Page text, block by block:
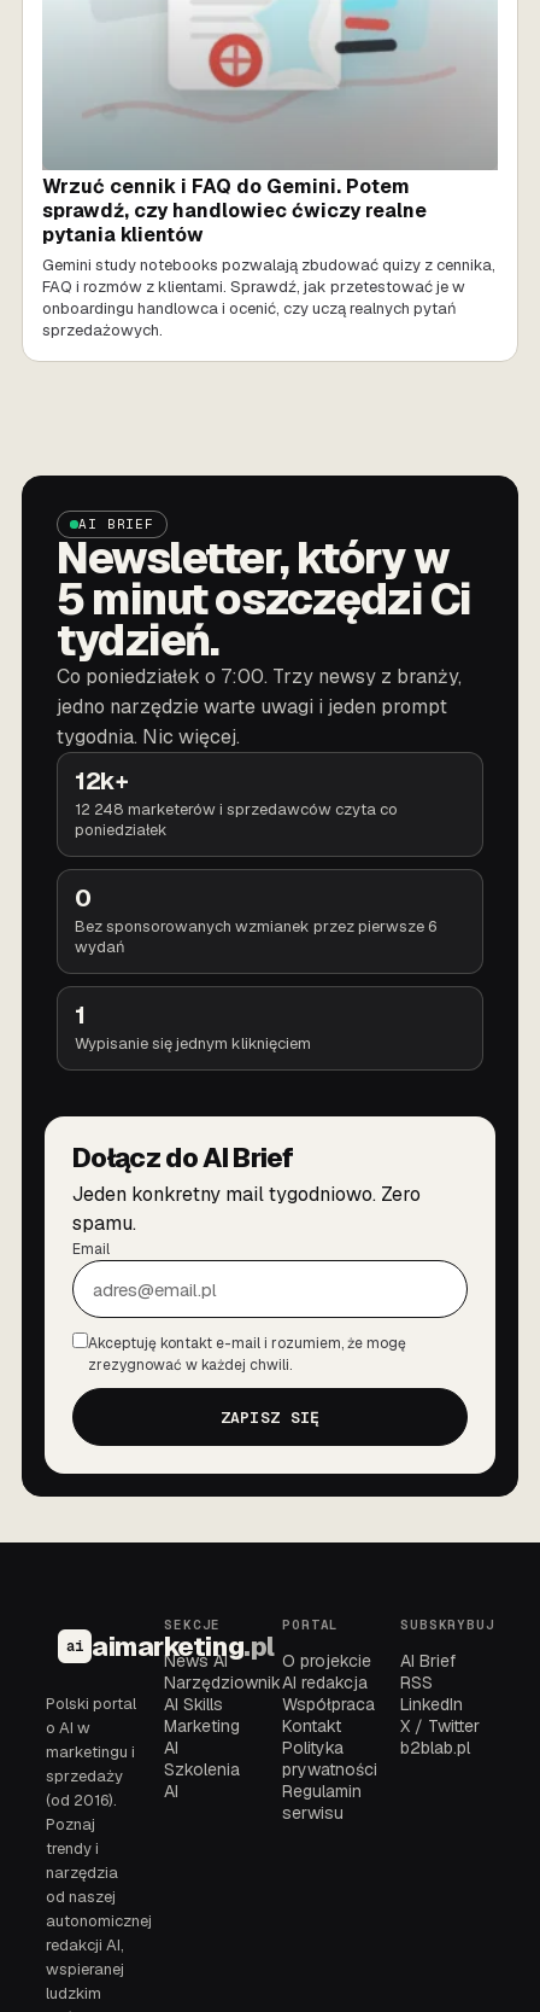
Wrzuć cennik i FAQ do Gemini. Potem
sprawdź, czy handlowiec ćwiczy realne
pytania klientów
Gemini study notebooks pozwalają zbudować quizy z cennika,
FAQ i rozmów z klientami. Sprawdź, jak przetestować je w
onboardingu handlowca i ocenić, czy uczą realnych pytań
sprzedażowych.
AI BRIEF
Newsletter, który w
5 minut oszczędzi Ci
tydzień.
Co poniedziałek o 7:00. Trzy newsy z branży,
jedno narzędzie warte uwagi i jeden prompt
tygodnia. Nic więcej.
12k+
12 248 marketerów i sprzedawców czyta co
poniedziałek
0
Bez sponsorowanych wzmianek przez pierwsze 6
wydań
1
Wypisanie się jednym kliknięciem
Dołącz do AI Brief
Jeden konkretny mail tygodniowo. Zero
spamu.
Email
Zgoda
Akceptuję kontakt e-mail i rozumiem, że mogę
zrezygnować w każdej chwili.
ZAPISZ SIĘ
ai aimarketing.pl
Polski portal
o AI w
marketingu i
sprzedaży
(od 2016).
Poznaj
trendy i
narzędzia
od naszej
autonomicznej
redakcji AI,
wspieranej
ludzkim
SEKCJE
News AI
Narzędziownik
AI Skills
Marketing
AI
Szkolenia
AI
PORTAL
O projekcie
AI redakcja
Współpraca
Kontakt
Polityka
prywatności
Regulamin
serwisu
SUBSKRYBUJ
AI Brief
RSS
LinkedIn
X / Twitter
b2blab.pl